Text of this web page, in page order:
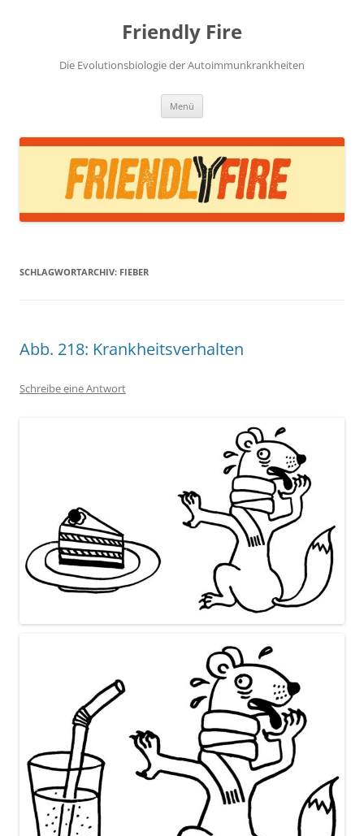
Friendly Fire
Die Evolutionsbiologie der Autoimmunkrankheiten
Menü
SCHLAGWORTARCHIV: FIEBER
Abb. 218: Krankheitsverhalten
Schreibe eine Antwort